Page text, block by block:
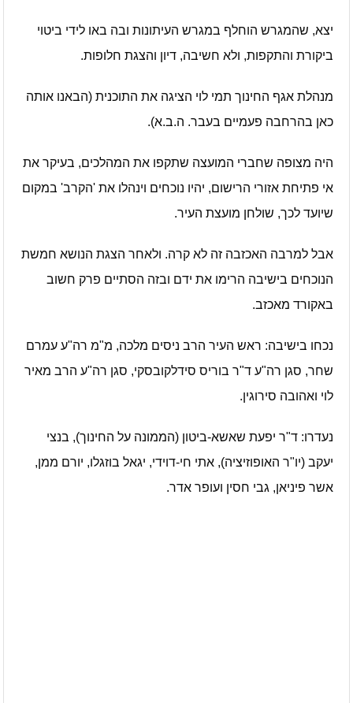
יצא, שהמגרש הוחלף במגרש העיתונות ובה באו לידי ביטוי
ביקורת והתקפות, ולא חשיבה, דיון והצגת חלופות.
מנהלת אגף החינוך תמי לוי הציגה את התוכנית (הבאנו אותה
כאן בהרחבה פעמיים בעבר. ה.ב.א).
היה מצופה שחברי המועצה שתקפו את המהלכים, בעיקר את
אי פתיחת אזורי הרישום, יהיו נוכחים וינהלו את 'הקרב' במקום
שיועד לכך, שולחן מועצת העיר.
אבל למרבה האכזבה זה לא קרה. ולאחר הצגת הנושא חמשת
הנוכחים בישיבה הרימו את ידם ובזה הסתיים פרק חשוב
באקורד מאכזב.
נכחו בישיבה: ראש העיר הרב ניסים מלכה, מ"מ רה"ע עמרם
שחר, סגן רה"ע ד"ר בוריס סידלקובסקי, סגן רה"ע הרב מאיר
לוי ואהובה סירוגין.
נעדרו: ד"ר יפעת שאשא-ביטון (הממונה על החינוך), בנצי
יעקב (יו"ר האופוזיציה), אתי חי-דוידי, יגאל בוזגלו, יורם ממן,
אשר פיניאן, גבי חסין ועופר אדר.